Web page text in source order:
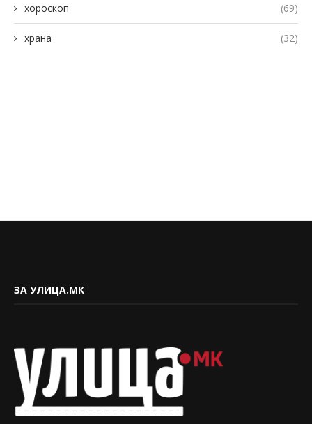
хороскоп (69)
храна (32)
ЗА УЛИЦА.МК